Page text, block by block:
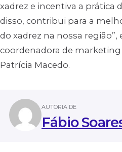
xadrez e incentiva a prática
disso, contribui para a
do xadrez na nossa região”,
coordenadora de
Patrícia Macedo.
AUTORIA DE
Fábio